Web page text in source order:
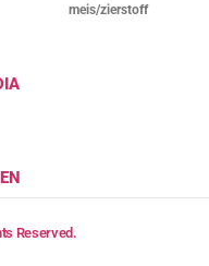
meis/zierstoff
Reserved.